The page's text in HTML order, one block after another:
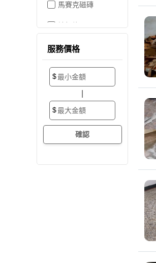
馬賽克磁磚
地板維修
地板拋光打蠟
地板防滑施工
塑膠地板工程
實木地板
服務價格
$
$